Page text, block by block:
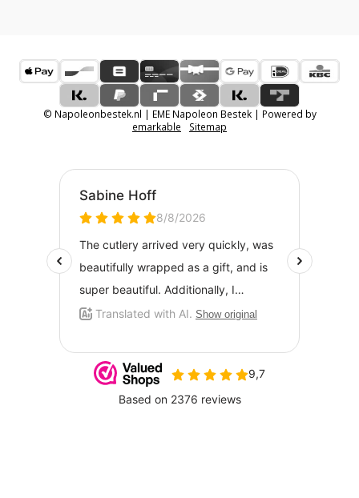
© Napoleonbestek.nl | EME Napoleon Bestek | Powered by
emarkable
Sitemap